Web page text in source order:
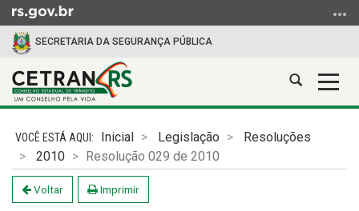
para
para
menu
para
SECRETARIA DA SEGURANÇA PÚBLICA
Abrir
conteúdo
Inicial Legislação
Resoluções
2010
Resolução 029 de 2010
Voltar Imprimir